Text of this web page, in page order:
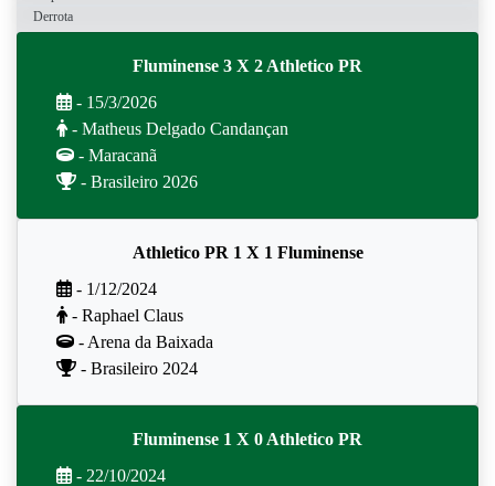
Derrota
Fluminense 3 X 2 Athletico PR
- 15/3/2026
- Matheus Delgado Candançan
- Maracanã
- Brasileiro 2026
Athletico PR 1 X 1 Fluminense
- 1/12/2024
- Raphael Claus
- Arena da Baixada
- Brasileiro 2024
Fluminense 1 X 0 Athletico PR
- 22/10/2024